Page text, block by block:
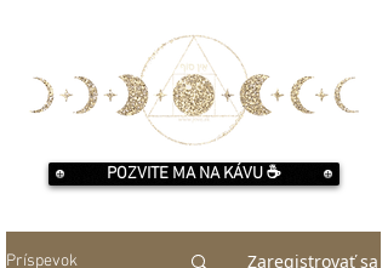
POZVITE MA NA KÁVU ☕️
Príspevok Zaregistrovať sa